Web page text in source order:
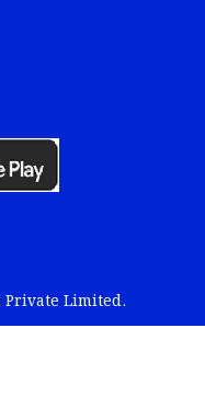
Private Limited.